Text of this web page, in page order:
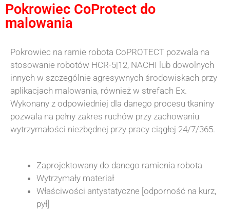
Pokrowiec CoProtect do
malowania
Pokrowiec na ramie robota CoPROTECT pozwala na
stosowanie robotów HCR-5|12, NACHI lub dowolnych
innych w szczególnie agresywnych środowiskach przy
aplikacjach malowania, również w strefach Ex.
Wykonany z odpowiedniej dla danego procesu tkaniny
pozwala na pełny zakres ruchów przy zachowaniu
wytrzymałości niezbędnej przy pracy ciągłej 24/7/365.
Zaprojektowany do danego ramienia robota
Wytrzymały materiał
Właściwości antystatyczne [odporność na kurz,
pył]